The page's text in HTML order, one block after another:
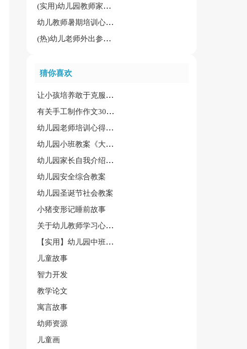
(实用)幼儿园教师家访心得体会2篇
幼儿教师暑期培训心得体会通用大全
(热)幼儿老师外出参观心得体会
猜你喜欢
让小孩培养敢于克服困难性格的大班教案
有关手工制作作文300字7篇
幼儿园老师培训心得合集15篇
幼儿园小班教案《大胃王吃饭》
幼儿园家长自我介绍集合15篇
幼儿园安全综合教案
幼儿园圣诞节社会教案
小猪变形记睡前故事
关于幼儿教师学习心得体会范文（精选3篇）
【实用】幼儿园中班数学教案模板汇总9篇
儿童故事
智力开发
教学论文
寓言故事
幼师资源
儿童画